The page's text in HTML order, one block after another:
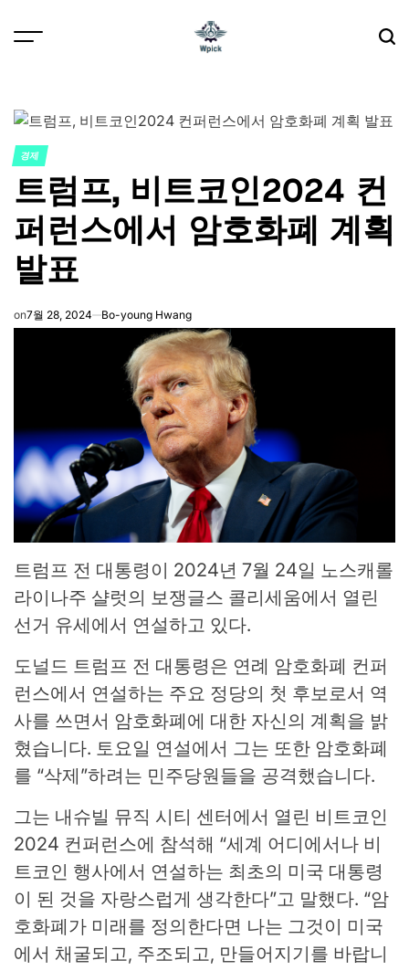
POSTED
IN
경제
트럼프, 비트코인2024 컨
퍼런스에서 암호화폐 계획
발표
on7월 28, 2024 Bo-young Hwang
트럼프 전 대통령이 2024년 7월 24일 노스캐롤
라이나주 샬럿의 보쟁글스 콜리세움에서 열린
선거 유세에서 연설하고 있다.
도널드 트럼프 전 대통령은 연례 암호화폐 컨퍼
런스에서 연설하는 주요 정당의 첫 후보로서 역
사를 쓰면서 암호화폐에 대한 자신의 계획을 밝
혔습니다. 토요일 연설에서 그는 또한 암호화폐
를 “삭제”하려는 민주당원들을 공격했습니다.
그는 내슈빌 뮤직 시티 센터에서 열린 비트코인
2024 컨퍼런스에 참석해 “세계 어디에서나 비
트코인 ​​행사에서 연설하는 최초의 미국 대통령
이 된 것을 자랑스럽게 생각한다”고 말했다. “암
호화폐가 미래를 정의한다면 나는 그것이 미국
에서 채굴되고, 주조되고, 만들어지기를 바랍니